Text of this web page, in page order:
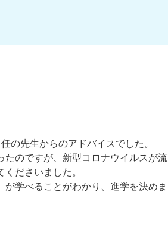
の先生からのアドバイスでした。
たのですが、新型コロナウイルスが流
ださいました。
学べることがわかり、進学を決めま